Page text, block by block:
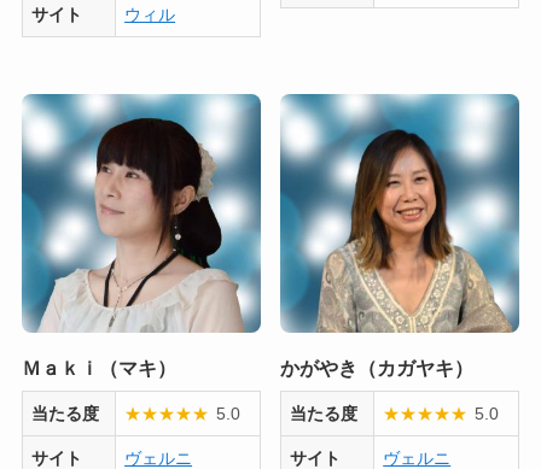
サイト ウィル
Ｍａｋｉ（マキ）
当たる度 ★★★★★ 5.0
サイト ヴェルニ
かがやき（カガヤキ）
当たる度 ★★★★★ 5.0
サイト ヴェルニ